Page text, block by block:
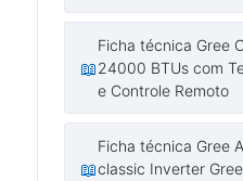
📖
Ficha técnica Gree
24000 BTUs com
e Controle Remoto
📖
Ficha técnica Gree
classic Inverter